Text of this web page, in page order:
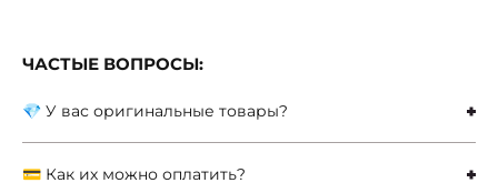
ЧАСТЫЕ ВОПРОСЫ:
💎 У вас оригинальные товары?
💳 Как их можно оплатить?